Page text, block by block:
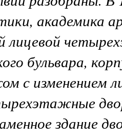
академика
лицевой
бульвара,
с изменением
здание